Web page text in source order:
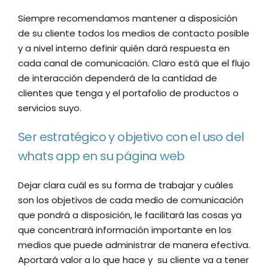
Siempre recomendamos mantener a disposición
de su cliente todos los medios de contacto posible
y a nivel interno definir quién dará respuesta en
cada canal de comunicación. Claro está que el flujo
de interacción dependerá de la cantidad de
clientes que tenga y el portafolio de productos o
servicios suyo.
Ser estratégico y objetivo con el uso del
whats app en su página web
Dejar clara cuál es su forma de trabajar y cuáles
son los objetivos de cada medio de comunicación
que pondrá a disposición, le facilitará las cosas ya
que concentrará información importante en los
medios que puede administrar de manera efectiva.
Aportará valor a lo que hace y su cliente va a tener